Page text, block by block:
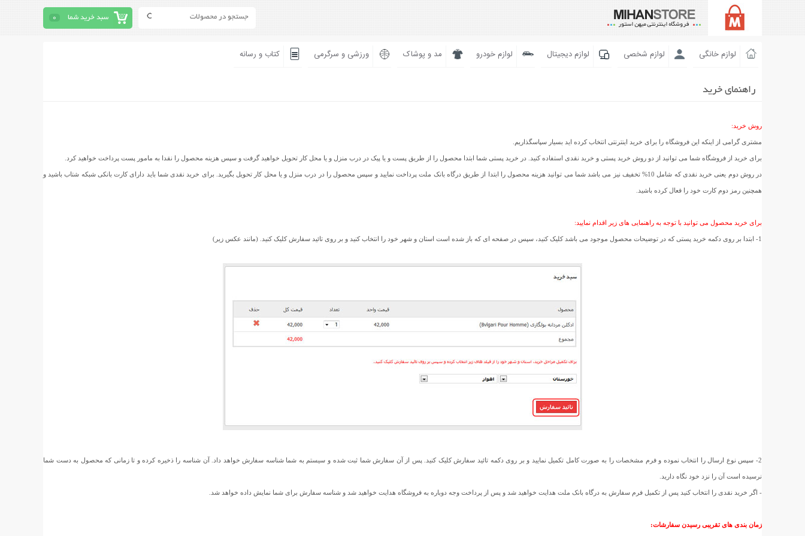
سبد خرید شما 0
لوازم خانگی لوازم شخصی لوازم دیجیتال لوازم خودرو مد و پوشاک ورزشی و سرگرمی کتاب و رسانه
راهنمای خرید
روش خرید:
مشتری گرامی از اینکه این فروشگاه را برای خرید اینترنتی انتخاب کرده اید بسیار سپاسگذاریم.
برای خرید از فروشگاه شما می توانید از دو روش خرید پستی و خرید نقدی استفاده کنید. در خرید پستی شما ابتدا محصول را از طریق پست و یا پیک در درب منزل و یا محل کار تحویل خواهید گرفت و سپس هزینه محصول را نقدا به مامور پست پرداخت خواهید کرد.
در روش دوم یعنی خرید نقدی که شامل 10% تخفیف نیز می باشد شما می توانید هزینه محصول را ابتدا از طریق درگاه بانک ملت پرداخت نمایید و سپس محصول را در درب منزل و یا محل کار تحویل بگیرید. برای خرید نقدی شما باید دارای کارت بانکی شبکه شتاب باشید و
همچنین رمز دوم کارت خود را فعال کرده باشید.
برای خرید محصول می توانید با توجه به راهنمایی های زیر اقدام نمایید:
1- ابتدا بر روی دکمه خرید پستی که در توضیحات محصول موجود می باشد کلیک کنید، سپس در صفحه ای که باز شده است استان و شهر خود را انتخاب کنید و بر روی تائید سفارش کلیک کنید. (مانند عکس زیر)
2- سپس نوع ارسال را انتخاب نموده و فرم مشخصات را به صورت کامل تکمیل نمایید و بر روی دکمه تائید سفارش کلیک کنید. پس از آن سفارش شما ثبت شده و سیستم به شما شناسه سفارش خواهد داد. آن شناسه را ذخیره کرده و تا زمانی که محصول به دست شما
نرسیده است آن را نزد خود نگاه دارید.
- اگر خرید نقدی را انتخاب کنید پس از تکمیل فرم سفارش به درگاه بانک ملت هدایت خواهید شد و پس از پرداخت وجه دوباره به فروشگاه هدایت خواهید شد و شناسه سفارش برای شما نمایش داده خواهد شد.
زمان بندی های تقریبی رسیدن سفارشات: